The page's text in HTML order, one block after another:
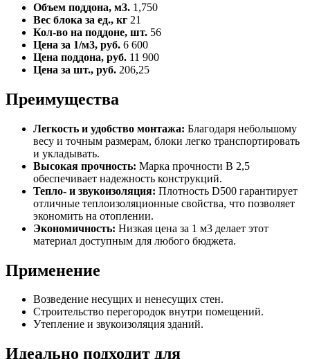
Объем поддона, м3. 1,750
Вес блока за ед., кг 21
Кол-во на поддоне, шт. 56
Цена за 1/м3, руб. 6 600
Цена поддона, руб. 11 900
Цена за шт., руб. 206,25
Преимущества
Легкость и удобство монтажа: Благодаря небольшому
весу и точным размерам, блоки легко транспортировать
и укладывать.
Высокая прочность: Марка прочности B 2,5
обеспечивает надежность конструкций.
Тепло- и звукоизоляция: Плотность D500 гарантирует
отличные теплоизоляционные свойства, что позволяет
экономить на отоплении.
Экономичность: Низкая цена за 1 м3 делает этот
материал доступным для любого бюджета.
Применение
Возведение несущих и ненесущих стен.
Строительство перегородок внутри помещений.
Утепление и звукоизоляция зданий.
Идеально подходит для